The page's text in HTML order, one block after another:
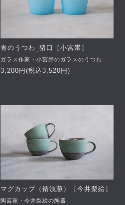
青のうつわ_猪口［小宮崇］
ガラス作家・小宮崇のガラスのうつわ
3,200円(税込3,520円)
マグカップ（錆浅葱）［今井梨絵］
陶芸家・今井梨絵の陶器